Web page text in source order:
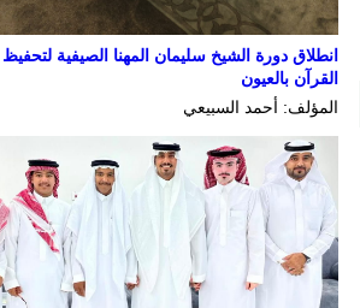
انطلاق دورة الشيخ سليمان المهنا الصيفية لتحفيظ
القرآن بالعيون
المؤلف: أحمد السبيعي